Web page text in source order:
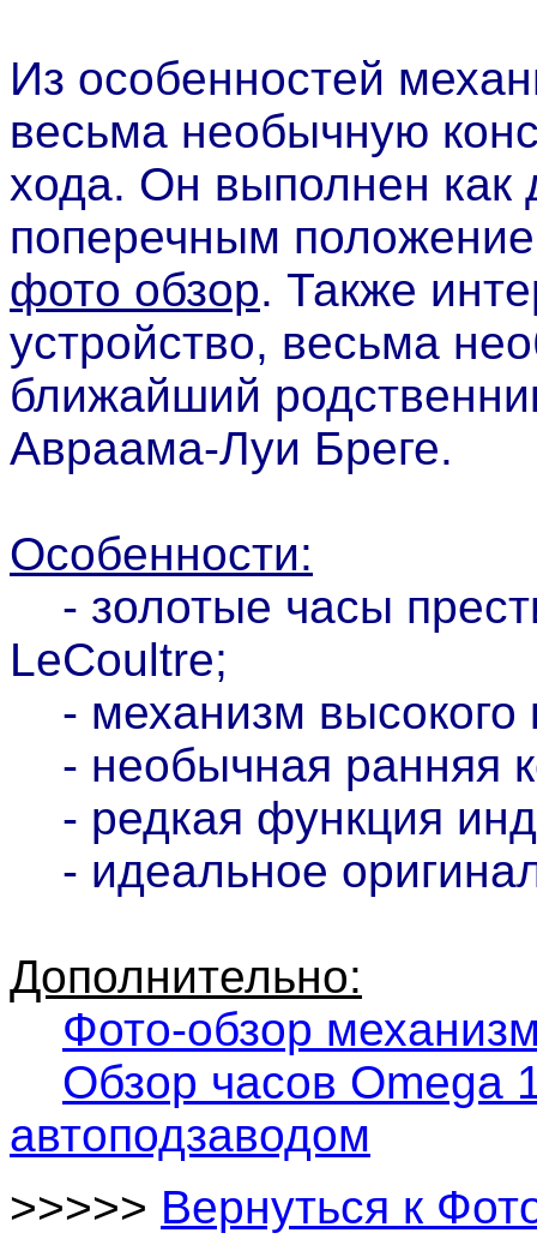
Из особенностей
весьма необычную
хода. Он выполнен
поперечным
фото обзор. Также
устройство, весьма
ближайший
Авраама-Луи Бреге.
Особенности:
- золотые часы
LeCoultre;
- механизм высокого
- необычная ранняя
- редкая функция
- идеальное
Дополнительно:
Фото-обзор
Обзор часов Omega
автоподзаводом
>>>>> Вернуться к